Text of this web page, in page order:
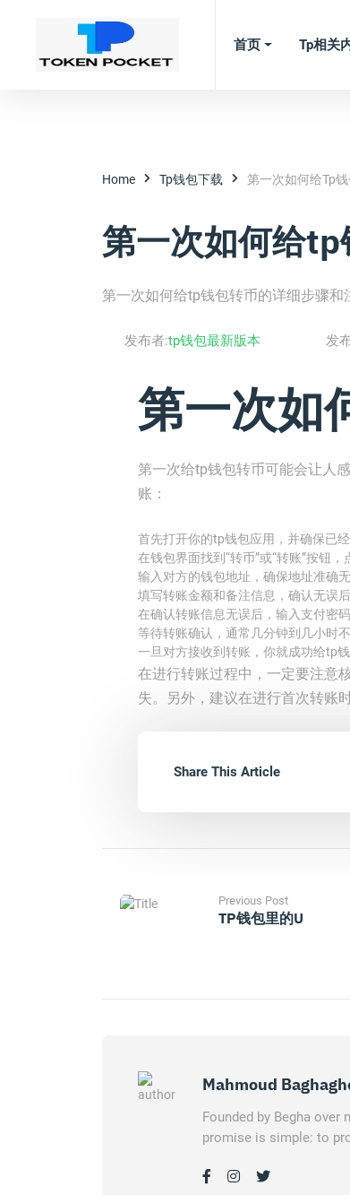
首页 Tp相关
Home Tp钱包下载 第一次如何给tp钱
第一次如何给tp
第一次如何给tp钱包转币的详细步骤和
发布者:tp钱包最新版本 发
第一次如
第一次给tp钱包转币可能会让人
账：
首先打开你的tp钱包应用，并确保已经
在钱包界面找到“转币”或“转账”按钮，
输入对方的钱包地址，确保地址准确
填写转账金额和备注信息，确认无误后
在确认转账信息无误后，输入支付密
等待转账确认，通常几分钟到几小时不
一旦对方接收到转账，你就成功给tp钱
在进行转账过程中，一定要注意
失。另外，建议在进行首次转账
Share This Article
Previous Post
TP钱包里的u
Mahmoud
Founded by Begha over
promise is simple: to